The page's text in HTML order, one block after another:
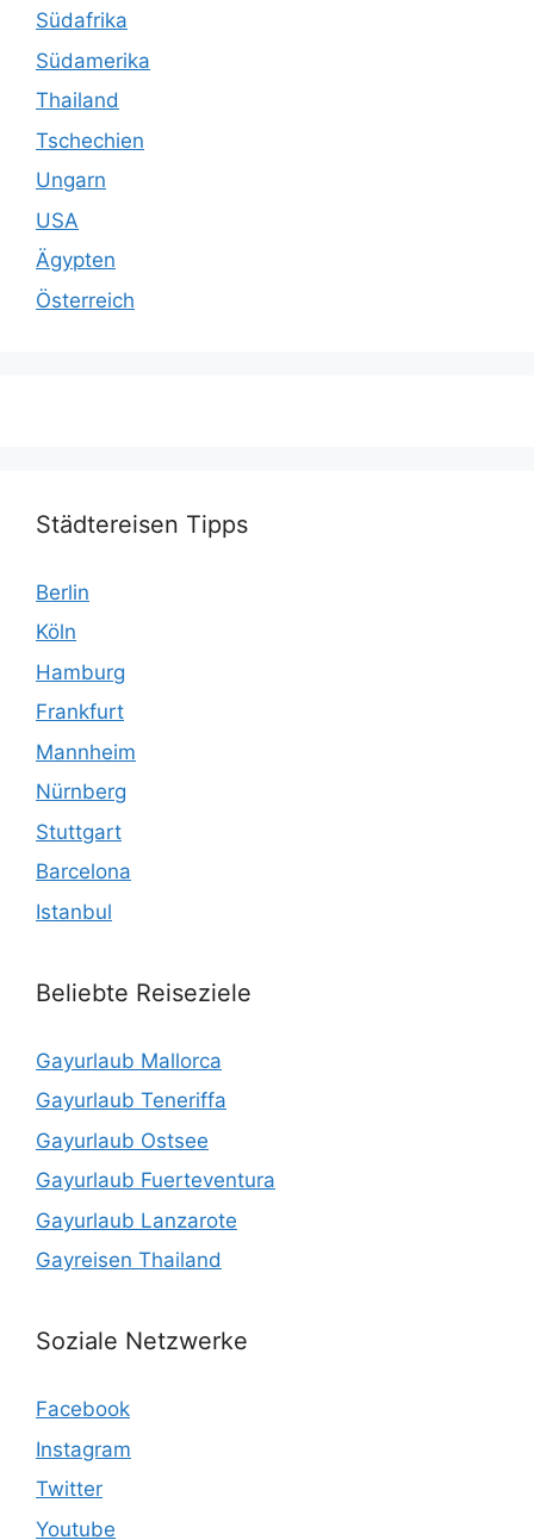
Südafrika
Südamerika
Thailand
Tschechien
Ungarn
USA
Ägypten
Österreich
Städtereisen Tipps
Berlin
Köln
Hamburg
Frankfurt
Mannheim
Nürnberg
Stuttgart
Barcelona
Istanbul
Beliebte Reiseziele
Gayurlaub Mallorca
Gayurlaub Teneriffa
Gayurlaub Ostsee
Gayurlaub Fuerteventura
Gayurlaub Lanzarote
Gayreisen Thailand
Soziale Netzwerke
Facebook
Instagram
Twitter
Youtube